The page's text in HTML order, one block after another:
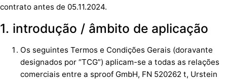
contrato antes de 05.11.2024.
1. introdução / âmbito de aplicação
Os seguintes Termos e Condições Gerais (doravante
designados por “TCG”) aplicam-se a todas as relações
comerciais entre a sproof GmbH, FN 520262 t, Urstein